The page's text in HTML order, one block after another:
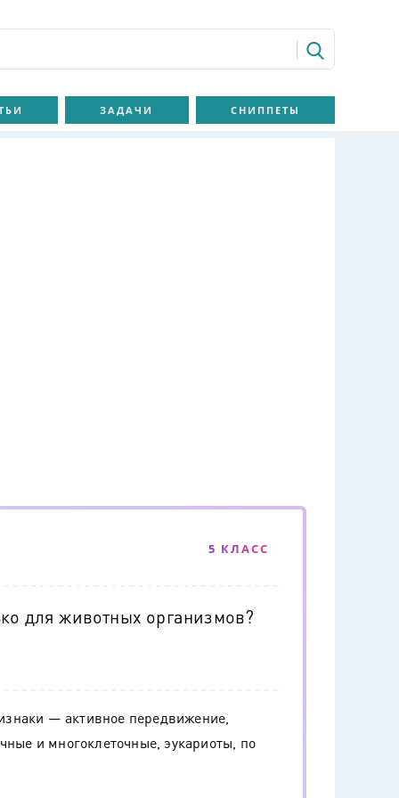
ЗАДАЧИ СНИППЕТЫ
5 КЛАСС
для животных организмов?
— активное передвижение,
и многоклеточные, эукариоты, по